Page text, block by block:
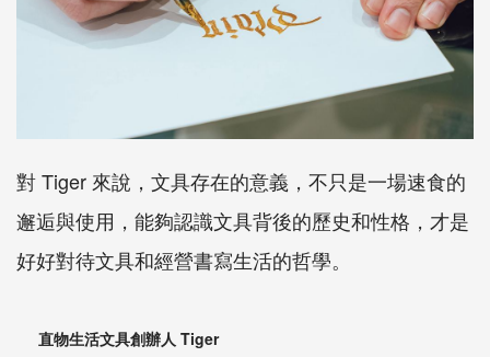
對Tiger 來說，文具存在的意義，不只是一場速食的
邂逅與使用，能夠認識文具背後的歷史和性格，才是
好好對待文具和經營書寫生活的哲學。
直物生活文具創辦人 Tiger